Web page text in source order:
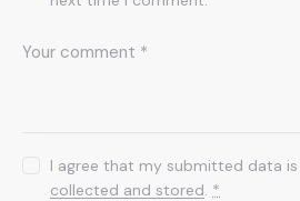
I agree that my submitted data
collected and stored. *